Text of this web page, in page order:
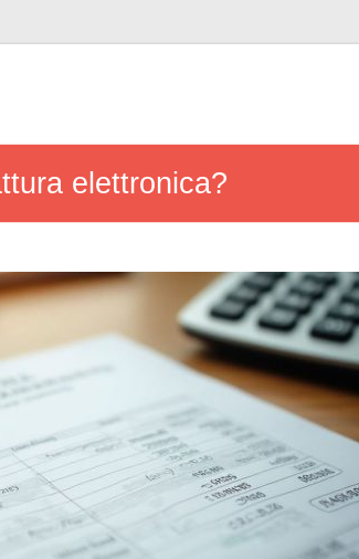
elettronica?